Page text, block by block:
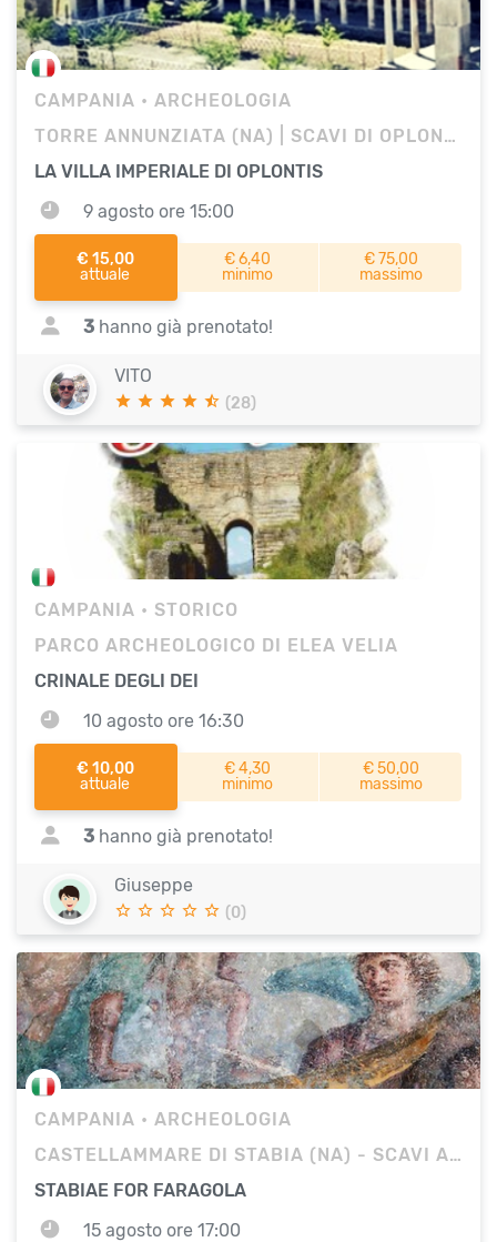
CAMPANIA • ARCHEOLOGIA
TORRE ANNUNZIATA (NA) | SCAVI DI OPLONTIS
LA VILLA IMPERIALE DI OPLONTIS
9 agosto ore 15:00
€ 15,00
attuale
€ 6,40
minimo
€ 75,00
massimo
3 hanno già prenotato!
VITO
(28)
CAMPANIA • STORICO
PARCO ARCHEOLOGICO DI ELEA VELIA
CRINALE DEGLI DEI
10 agosto ore 16:30
€ 10,00
attuale
€ 4,30
minimo
€ 50,00
massimo
3 hanno già prenotato!
Giuseppe
(0)
CAMPANIA • ARCHEOLOGIA
CASTELLAMMARE DI STABIA (NA) - SCAVI ARCHEOLOGICI
STABIAE FOR FARAGOLA
15 agosto ore 17:00